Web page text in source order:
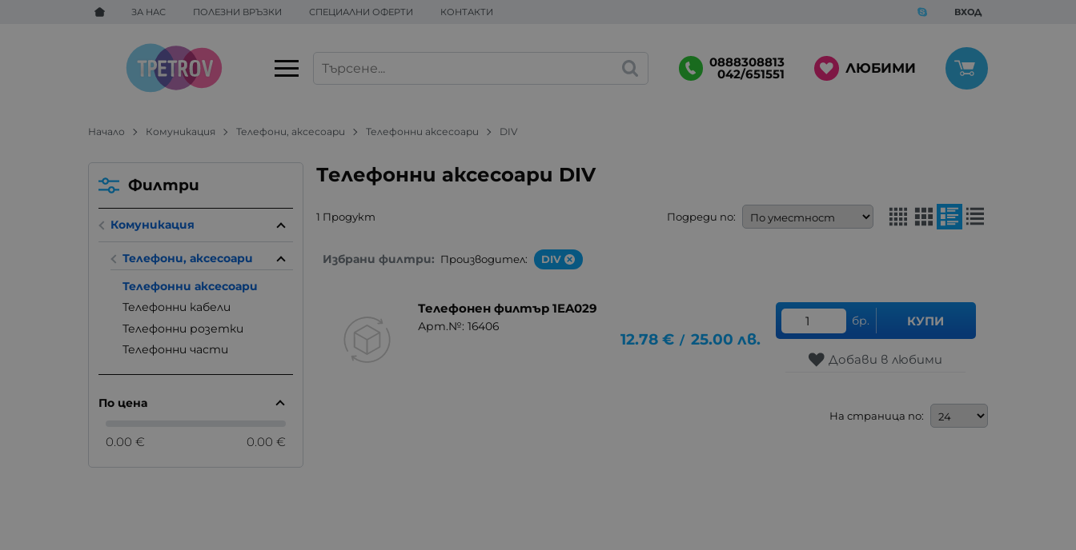
ЗА НАС ПОЛЕЗНИ ВРЪЗКИ СПЕЦИАЛНИ ОФЕРТИ КОНТАКТИ ВХОД
0888308813
042/651551 ЛЮБИМИ
Начало Комуникация Телефони, аксесоари Телефонни аксесоари DIV
Телефонни аксесоари DIV
1 Продукт Подреди по:
Избрани филтри: Производител: DIV
Телефонен филтър 1EA029
Арт.№: 16406
12.78 € / 25.00 лв.
бр. КУПИ
Добави в любими
На страница по:
Филтри
Комуникация
Телефони, аксесоари
Телефонни аксесоари
Телефонни кабели
Телефонни розетки
Телефонни части
По цена
0.00 € 0.00 €